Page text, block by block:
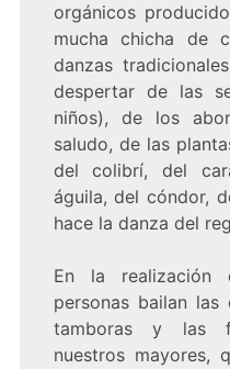
orgánicos
mucha chicha de
danzas
despertar de las
niños), de los
saludo, de las
del colibrí, del
águila, del cóndor,
hace la danza del
En la realización
personas bailan
tamboras y las
nuestros mayores,